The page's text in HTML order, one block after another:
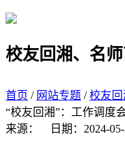
校友回湘、名
首页 / 网站专题 /校友
“校友回湘”：工作调度
来源：
日期：2024-